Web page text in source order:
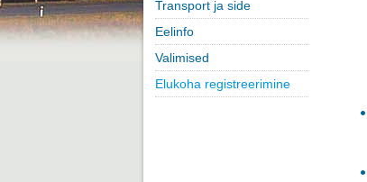
Transport ja side
Eelinfo
Valimised
Elukoha registreerimine